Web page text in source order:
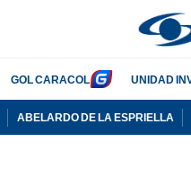
GOL CARACOL UNIDAD
ABELARDO DE LA ESPRIELLA